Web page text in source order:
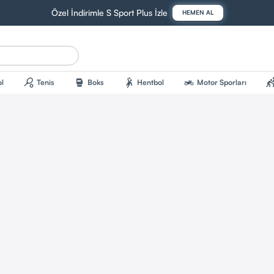
Özel İndirimle S Sport Plus İzle HEMEN AL
sports_tennis Tenis sports_mma Boks sports_handball Hentbol two_wheeler Motor Sporları